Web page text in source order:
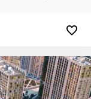
